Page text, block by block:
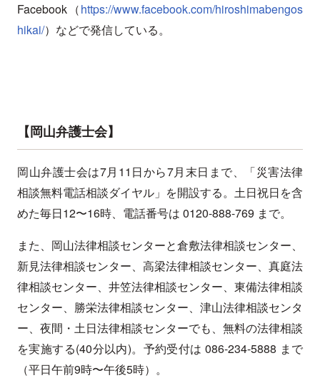
Facebook（https://www.facebook.com/hiroshimabengos
hikai/）などで発信している。
【岡山弁護士会】
岡山弁護士会は7月11日から7月末日まで、「災害法律
相談無料電話相談ダイヤル」を開設する。土日祝日を含
めた毎日12〜16時、電話番号は 0120-888-769 まで。
また、岡山法律相談センターと倉敷法律相談センター、
新見法律相談センター、高梁法律相談センター、真庭法
律相談センター、井笠法律相談センター、東備法律相談
センター、勝栄法律相談センター、津山法律相談センタ
ー、夜間・土日法律相談センターでも、無料の法律相談
を実施する(40分以内)。予約受付は 086-234-5888 まで
（平日午前9時〜午後5時）。